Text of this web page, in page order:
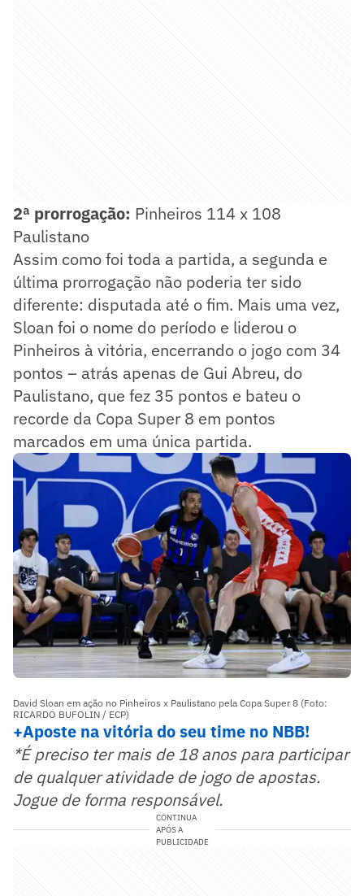
2ª prorrogação: Pinheiros 114 x 108
Paulistano
Assim como foi toda a partida, a segunda e
última prorrogação não poderia ter sido
diferente: disputada até o fim. Mais uma vez,
Sloan foi o nome do período e liderou o
Pinheiros à vitória, encerrando o jogo com 34
pontos – atrás apenas de Gui Abreu, do
Paulistano, que fez 35 pontos e bateu o
recorde da Copa Super 8 em pontos
marcados em uma única partida.
David Sloan em ação no Pinheiros x Paulistano pela Copa Super 8 (Foto:
RICARDO BUFOLIN / ECP)
+Aposte na vitória do seu time no NBB!
*É preciso ter mais de 18 anos para participar
de qualquer atividade de jogo de apostas.
Jogue de forma responsável.
CONTINUA
APÓS A
PUBLICIDADE